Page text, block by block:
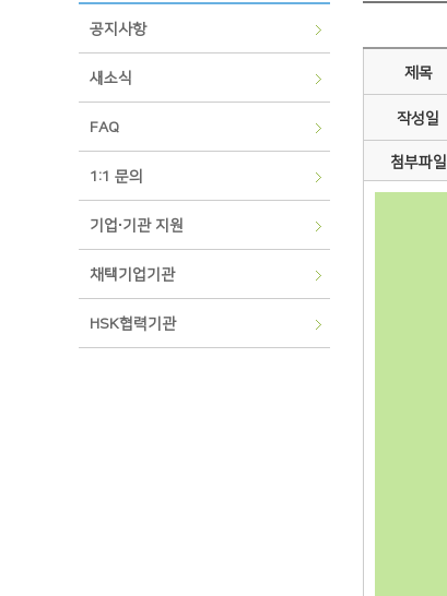
공지사항
새소식
FAQ
1:1 문의
기업∙기관 지원
채택기업기관
HSK협력기관
제목
작성일
첨부파일